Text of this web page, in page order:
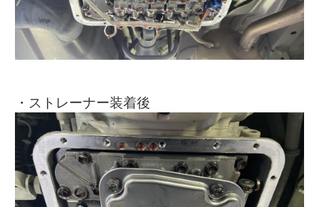
・ストレーナー装着後